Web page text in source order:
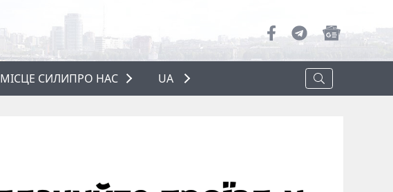
МІСЦЕ СИЛИПРО НАС
ПРО НАС
UA